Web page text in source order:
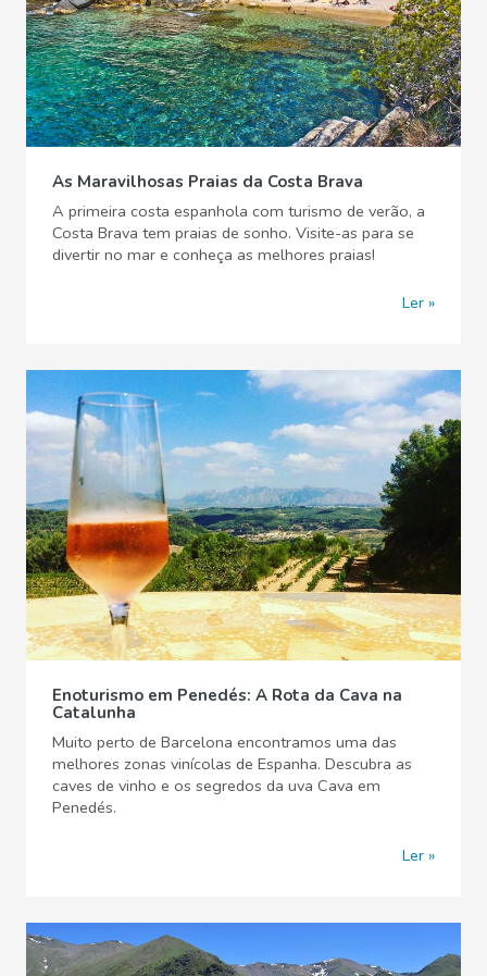
As Maravilhosas Praias da Costa Brava
A primeira costa espanhola com turismo de verão, a
Costa Brava tem praias de sonho. Visite-as para se
divertir no mar e conheça as melhores praias!
Ler
Enoturismo em Penedés: A Rota da Cava na
Catalunha
Muito perto de Barcelona encontramos uma das
melhores zonas vinícolas de Espanha. Descubra as
caves de vinho e os segredos da uva Cava em
Penedés.
Ler